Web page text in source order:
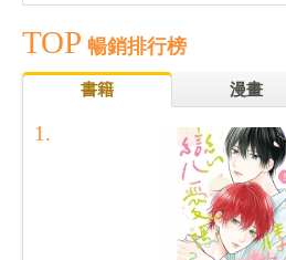
TOP 暢銷排行榜
書籍 漫畫